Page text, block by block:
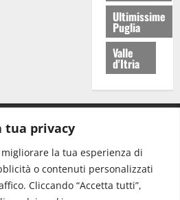
tua privacy
la tua esperienza di
o contenuti personalizzati
Cliccando “Accetta tutti”,
Ultimissime
Puglia
Valle
d'Itria